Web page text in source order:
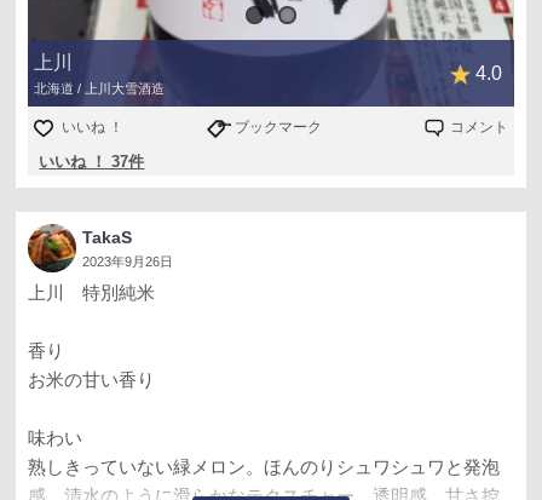
上川
北海道 / 上川大雪酒造
4.0
いいね ！ ブックマーク コメント
いいね ！ 37件
TakaS
2023年9月26日
上川 特別純米
香り
お米の甘い香り
味わい
熟しきっていない緑メロン。ほんのりシュワシュワと発泡